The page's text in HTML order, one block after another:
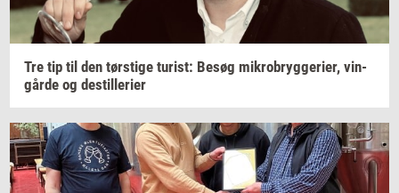
Tre tip til den tørsti­ge turist: Besøg mi­kro­bryg­ge­ri­er, vin­
går­de og destil­le­ri­er